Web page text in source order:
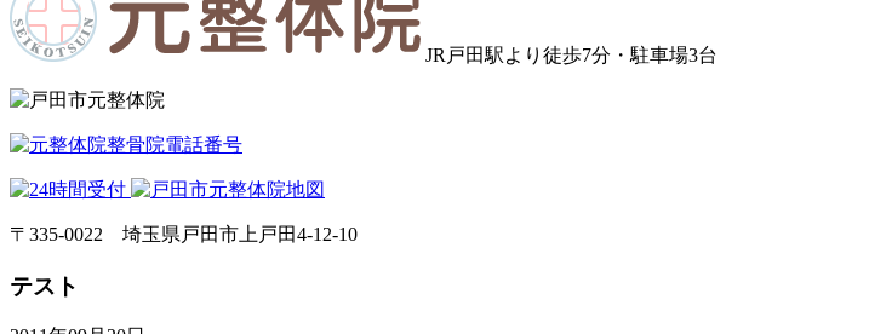
JR戸田駅より徒歩7分・駐車場3台
〒335‐0022 埼玉県戸田市上戸田4-12-10
テスト